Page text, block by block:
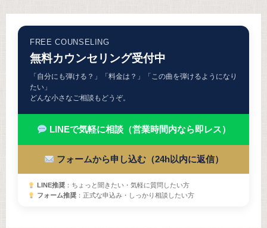
FREE COUNSELING
無料カウンセリング受付中
「自分にも弾ける？」「料金は？」「この曲を弾けるようになり
たい」
どんな小さなご相談もどうぞ。
LINEで気軽に相談（営業時間内なら即レス）
フォームから申し込む（24h以内に返信）
LINE推奨：ちょっと聞きたい・気軽に質問したい方
フォーム推奨：正式な申込み・しっかり相談したい方